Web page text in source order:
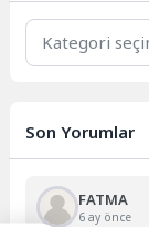
Kategoriler
Son Yorumlar
FATMA
6 ay önce